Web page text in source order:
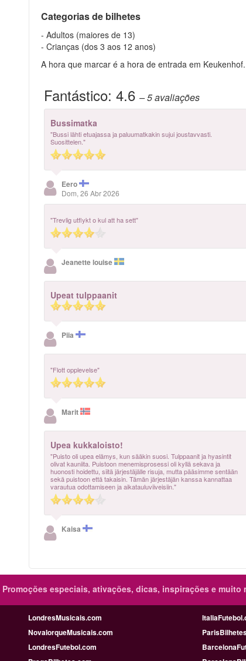
Categorias de bilhetes
- Adultos (maiores de 13)
- Crianças (dos 3 aos 12 anos)
A hora que marcar é a hora de entrada em Keukenhof.
Fantástico:4.6– 5avaliações
Bussimatka
"Bussi lähti etuajassa ja paluumatkakin sujui joustavvasti.
Suosittelen."
Eero
Dom, 26 Abr 2026
"Trevlig utflykt o kul att ha sett"
Jeanette louise
Upeat tulppaanit
Piia
"Flott opplevelse"
Marit
Upea kukkaloisto!
"Puisto oli upea elämys, kun sääkin suosi. Tulppaanit ja hyasintit
olivat kauniita. Puistoon menemisprosessi oli kyllä sekava ja
huonosti hoidettu, siitä järjestäjälle risuja, mutta pääsimme sentään
sekä puistoon että takaisin. Tämän järjestäjän kanssa kannattaa
varautua odottamiseen ja aikatauluviiveisiin."
Kaisa
Promoções especiais, ativações, dicas, inspirações e muito
LondresMusicais.com
NovaIorqueMusicais.com
LondresFutebol.com